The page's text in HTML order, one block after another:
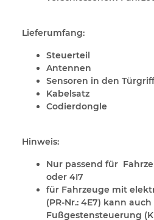
Lieferumfang:
Steuerteil
Antennen
Sensoren in den
Kabelsatz
Codierdongle
Hinweis:
Nur passend für
oder 4I7
für Fahrzeuge mit
(PR-Nr.: 4E7) kann auch
Fußgestensteuerung